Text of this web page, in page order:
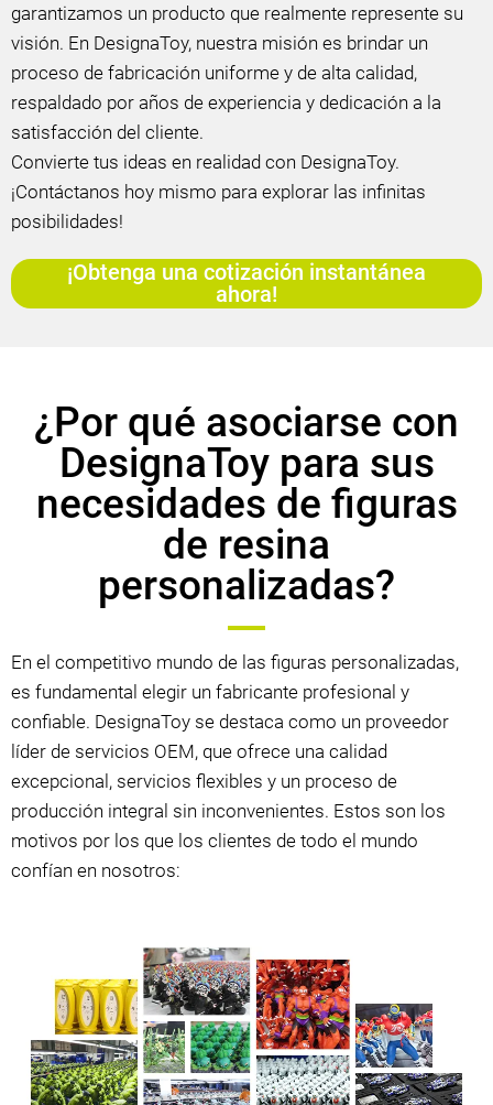
garantizamos un producto que realmente represente su
visión. En DesignaToy, nuestra misión es brindar un
proceso de fabricación uniforme y de alta calidad,
respaldado por años de experiencia y dedicación a la
satisfacción del cliente.
Convierte tus ideas en realidad con DesignaToy.
¡Contáctanos hoy mismo para explorar las infinitas
posibilidades!
¡Obtenga una cotización instantánea
ahora!
¿Por qué asociarse con
DesignaToy para sus
necesidades de figuras
de resina
personalizadas?
En el competitivo mundo de las figuras personalizadas,
es fundamental elegir un fabricante profesional y
confiable. DesignaToy se destaca como un proveedor
líder de servicios OEM, que ofrece una calidad
excepcional, servicios flexibles y un proceso de
producción integral sin inconvenientes. Estos son los
motivos por los que los clientes de todo el mundo
confían en nosotros: